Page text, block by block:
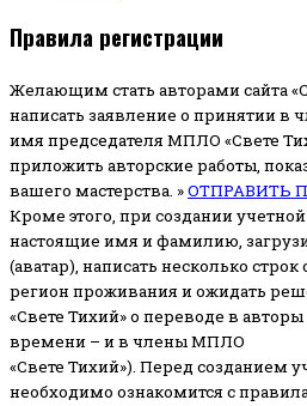
Правила регистрации
Желающим стать авторами сайта
написать заявление о принятии в
имя председателя МПЛО «Свете
приложить авторские работы,
вашего мастерства. »ОТПРАВИТЬ
Кроме этого, при создании учетной
настоящие имя и фамилию,
(аватар), написать несколько строк
регион проживания и ожидать
«Свете Тихий» о переводе в
времени – и в члены МПЛО
«Свете Тихий»). Перед созданием
необходимо ознакомится с